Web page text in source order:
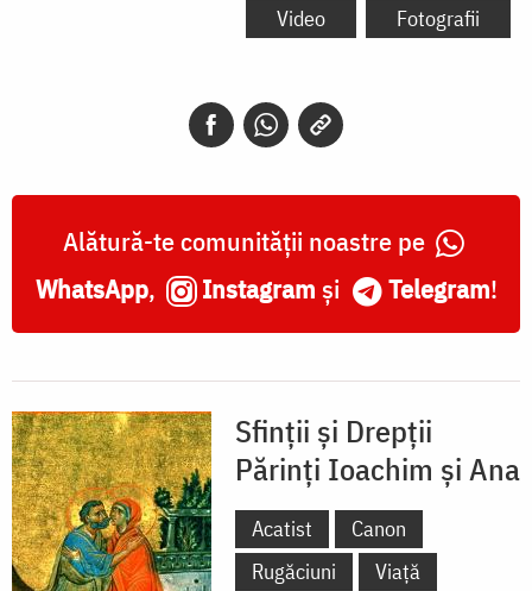
Video Fotografii
Alătură-te comunității noastre pe
WhatsApp, Instagram și Telegram!
Sfinții și Drepții
Părinți Ioachim și Ana
Acatist
Canon
Rugăciuni
Viață